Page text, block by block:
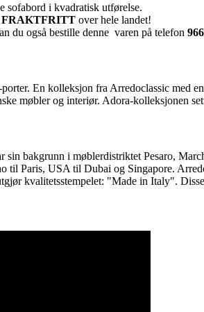
sofabord i kvadratisk utførelse.
FRAKTFRITT over hele landet!
du også bestille denne varen på telefon
En kolleksjon fra Arredoclassic med
møbler og interiør. Adora-kolleksjonen
sin bakgrunn i møblerdistriktet Pesaro,
til Paris, USA til Dubai og Singapore.
kvalitetsstempelet: "Made in Italy".